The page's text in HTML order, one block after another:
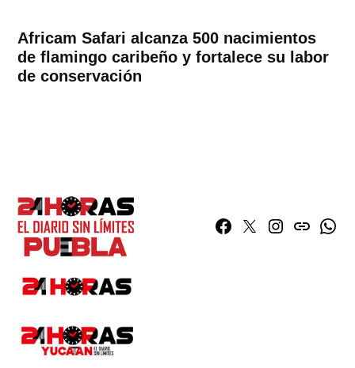
Africam Safari alcanza 500 nacimientos
de flamingo caribeño y fortalece su labor
de conservación
Facebook
TwitterInstagram
issuu